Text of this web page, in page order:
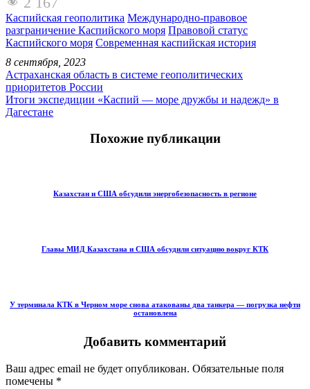
Каспийская геополитика Международно-правовое
разграничение Каспийского моря Правовой статус
Каспийского моря Современная каспийская история
8 сентября, 2023
Астраханская область в системе геополитических
приоритетов России
Итоги экспедиции «Каспий — море дружбы и надежд» в
Дагестане
Похожие публикации
Казахстан и США обсудили энергобезопасность в регионе
Главы МИД Казахстана и США обсудили ситуацию вокруг КТК
У терминала КТК в Черном море снова атакованы два танкера — погрузка нефти
остановлена
Добавить комментарий
Ваш адрес email не будет опубликован. Обязательные поля
помечены *